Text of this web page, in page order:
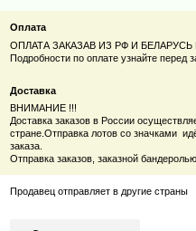
Оплата
ОПЛАТА ЗАКАЗАВ ИЗ РФ И БЕЛАРУСЬ
Подробности по оплате узнайте перед
Доставка
ВНИМАНИЕ !!!
Доставка заказов в России
стране.Отправка лотов со значками
заказа.
Отправка заказов, заказной
Продавец отправляет в другие страны